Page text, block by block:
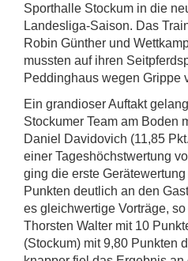
Sporthalle Stockum in die
Landesliga-Saison. Das
Robin Günther und
mussten auf ihren
Peddinghaus wegen Grippe
Ein grandioser Auftakt
Stockumer Team am Boden
Daniel Davidovich (11,85
einer Tageshöchstwertung
ging die erste
Punkten deutlich an den
es gleichwertige Vorträge,
Thorsten Walter mit 10
(Stockum) mit 9,80 Punkten